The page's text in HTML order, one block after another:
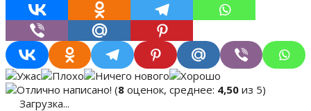
(8 оценок, среднее: 4,50 из 5)
Загрузка...